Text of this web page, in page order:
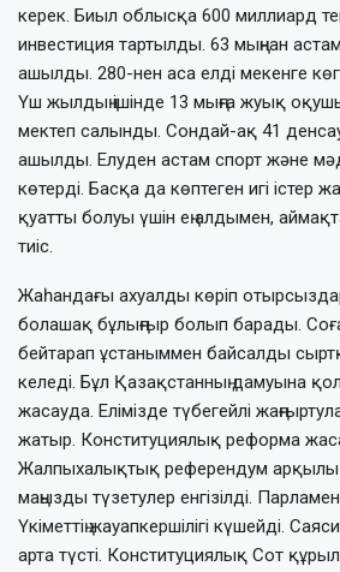
керек. Биыл облысқа 600 миллиард
инвестиция тартылды. 63 мыңнан
ашылды. 280-нен аса елді мекенге
Үш жылдың ішінде 13 мыңға жуық
мектеп салынды. Сондай-ақ 41
ашылды. Елуден астам спорт және
көтерді. Басқа да көптеген игі істер
қуатты болуы үшін ең алдымен,
тиіс.
Жаһандағы ахуалды көріп
болашақ бұлыңғыр болып барады.
бейтарап ұстаныммен байсалды
келеді. Бұл Қазақстанның дамуына
жасауда. Елімізде түбегейлі
жатыр. Конституциялық реформа
Жалпыхалықтық референдум арқылы
маңызды түзетулер енгізілді.
Үкіметтің жауапкершілігі күшейді.
арта түсті. Конституциялық Сот